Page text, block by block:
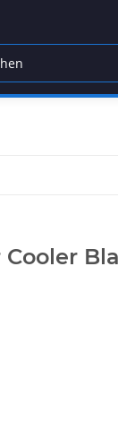
Cooler